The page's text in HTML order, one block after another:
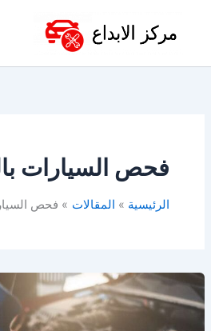
فحص السيارات
الرئيسية المقالات فحص
مركز
فحص
سيارات